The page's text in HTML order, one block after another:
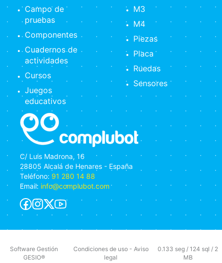
C/ Luis Madrona, 16
28805 Alcalá de Henares - España
Teléfono: 91 280 14 88
Email: info@complubot.com
Campo de
pruebas
Componentes
Cuadernos de
actividades
Cursos
Juegos
educativos
M3
M4
Piezas
Placa
Ruedas
Sensores
Software Gestión
GESIO®
Condiciones de uso- Aviso
legal
0.133 seg / 124 sql / 2
MB